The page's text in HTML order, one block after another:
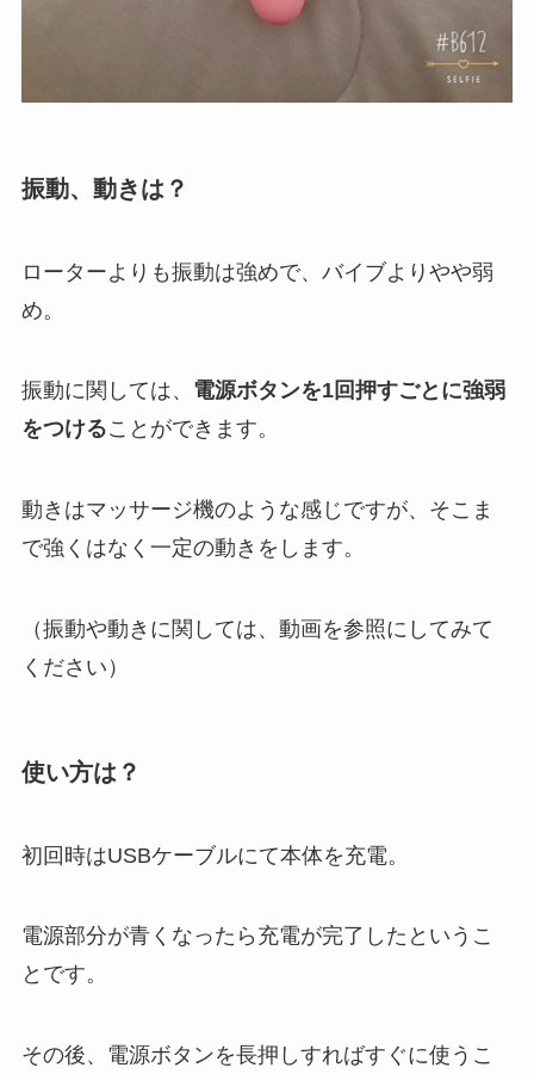
振動、動きは？
ローターよりも振動は強めで、バイブよりやや弱
め。
振動に関しては、 電源ボタンを1回押すごとに強弱
をつけることができます。
動きはマッサージ機のような感じですが、そこま
で強くはなく一定の動きをします。
（振動や動きに関しては、動画を参照にしてみて
ください）
使い方は？
初回時はUSBケーブルにて本体を充電。
電源部分が青くなったら充電が完了したというこ
とです。
その後、電源ボタンを長押しすればすぐに使うこ